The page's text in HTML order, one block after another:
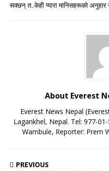
सक्छन् त..केही प्यारा मानिसहरूको
About Everest
Everest News Nepal
Lagankhel, Nepal. Tel: 977-
Wambule, Reporter: Prem
PREVIOUS